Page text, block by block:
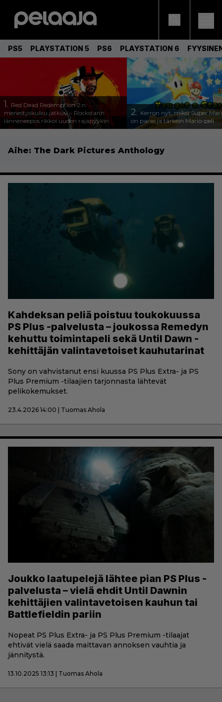
PS5 PLAYSTATION 5 PS6 PLAYSTATION 6
1. Red Dead Redemption 2:n
menestyskulku jatkuu – Rockstarin
länneneepos rikkoi uuden rajapyykin
2. Kerron nyt, miksi Super
on paras ja tärkein Mario-peli
Aihe: The Dark Pictures Anthology
Kahdeksan peliä poistuu toukokuussa
PS Plus -palvelusta – joukossa Remedyn
kehuttu toimintapeli sekä Until Dawn -
kehittäjän valintavetoiset kauhutarinat
Sony on vahvistanut ensi kuussa PS Plus Extra- ja PS
Plus Premium -tilaajien tarjonnasta lähtevät
pelikokemukset.
23.4.2026 14:00 | Tuomas Ahola
Joukko laatupelejä lähtee pian PS Plus -
palvelusta – vielä ehdit Until Dawnin
kehittäjien valintavetoisen kauhun tai
Battlefieldin pariin
Nopeat PS Plus Extra- ja PS Plus Premium -tilaajat
ehtivät vielä saada maittavan annoksen vauhtia ja
jännitystä.
13.10.2025 13:13 | Tuomas Ahola